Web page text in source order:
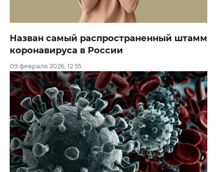
Назван самый распространенный штамм
коронавируса в России
09 февраля 2026, 12:55